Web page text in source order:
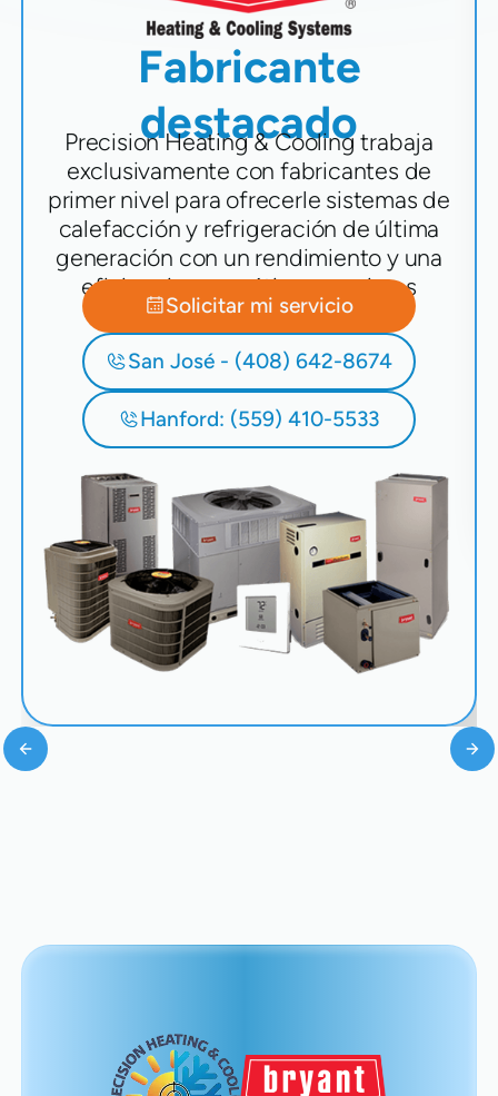
Fabricante
destacado
Precision Heating & Cooling trabaja
exclusivamente con fabricantes de
primer nivel para ofrecerle sistemas de
calefacción y refrigeración de última
generación con un rendimiento y una
eficiencia energética superiores
Solicitar mi servicio
San José - (408) 642-8674
Hanford: (559) 410-5533